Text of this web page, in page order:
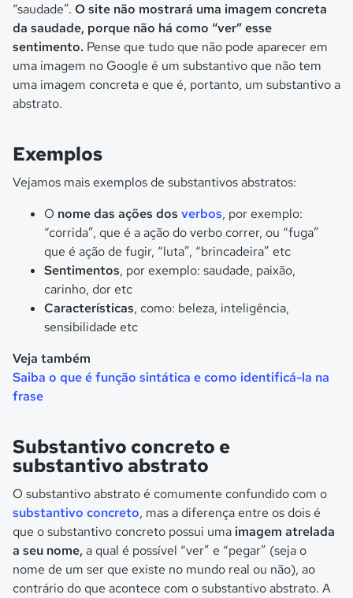
“saudade”. O site não mostrará uma imagem concreta
da saudade, porque não há como “ver” esse
sentimento. Pense que tudo que não pode aparecer em
uma imagem no Google é um substantivo que não tem
uma imagem concreta e que é, portanto, um substantivo a
abstrato.
Exemplos
Vejamos mais exemplos de substantivos abstratos:
O nome das ações dos verbos, por exemplo:
“corrida”, que é a ação do verbo correr, ou “fuga”
que é ação de fugir, “luta”, “brincadeira” etc
Sentimentos, por exemplo: saudade, paixão,
carinho, dor etc
Características, como: beleza, inteligência,
sensibilidade etc
Veja também
Saiba o que é função sintática e como identificá-la na
frase
Substantivo concreto e
substantivo abstrato
O substantivo abstrato é comumente confundido com o
substantivo concreto, mas a diferença entre os dois é
que o substantivo concreto possui uma imagem atrelada
a seu nome, a qual é possível “ver” e “pegar” (seja o
nome de um ser que existe no mundo real ou não), ao
contrário do que acontece com o substantivo abstrato. A